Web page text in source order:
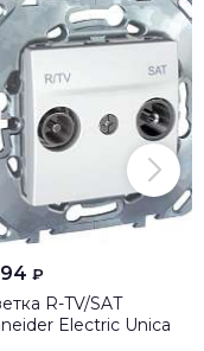
₽
R-TV/SAT
Electric Unica